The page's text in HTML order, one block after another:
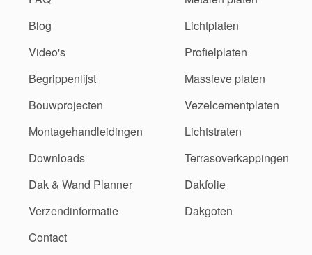
Blog
Video's
Begrippenlijst
Bouwprojecten
Montagehandleidingen
Downloads
Dak & Wand Planner
Verzendinformatie
Contact
Lichtplaten
Profielplaten
Massieve platen
Vezelcementplaten
Lichtstraten
Terrasoverkappingen
Dakfolie
Dakgoten